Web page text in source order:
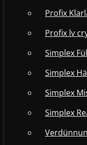
Profix
Profix lv
Simplex
Simplex
Simplex
Simplex